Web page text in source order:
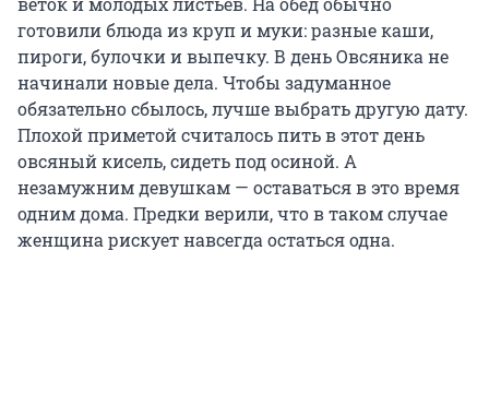
готовили блюда из круп и муки: разные каши,
пироги, булочки и выпечку. В день Овсяника не
начинали новые дела. Чтобы задуманное
обязательно сбылось, лучше выбрать другую дату.
Плохой приметой считалось пить в этот день
овсяный кисель, сидеть под осиной. А
незамужним девушкам — оставаться в это время
одним дома. Предки верили, что в таком случае
женщина рискует навсегда остаться одна.